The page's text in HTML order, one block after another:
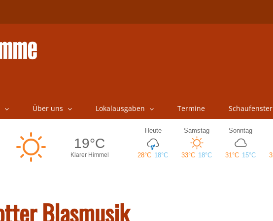
Über uns Lokalausgaben Termine Schaufenster
Blasmusik